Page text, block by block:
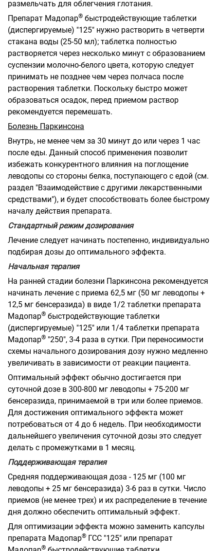
размельчать для облегчения глотания.
Препарат Мадопар® быстродействующие таблетки
(диспергируемые) "125" нужно растворить в четверти
стакана воды (25-50 мл); таблетка полностью
растворяется через несколько минут с образованием
суспензии молочно-белого цвета, которую следует
принимать не позднее чем через полчаса после
растворения таблетки. Поскольку быстро может
образоваться осадок, перед приемом раствор
рекомендуется перемешать.
Болезнь Паркинсона
Внутрь, не менее чем за 30 минут до или через 1 час
после еды. Данный способ применения позволит
избежать конкурентного влияния на поглощение
леводопы со стороны белка, поступающего с едой (см.
раздел "Взаимодействие с другими лекарственными
средствами"), и будет способствовать более быстрому
началу действия препарата.
Стандартный режим дозирования
Лечение следует начинать постепенно, индивидуально
подбирая дозы до оптимального эффекта.
Начальная терапия
На ранней стадии болезни Паркинсона рекомендуется
начинать лечение с приема 62,5 мг (50 мг леводопы +
12,5 мг бенсеразида) в виде 1/2 таблетки препарата
Мадопар® быстродействующие таблетки
(диспергируемые) "125" или 1/4 таблетки препарата
Мадопар® "250", 3-4 раза в сутки. При переносимости
схемы начального дозирования дозу нужно медленно
увеличивать в зависимости от реакции пациента.
Оптимальный эффект обычно достигается при
суточной дозе в 300-800 мг леводопы + 75-200 мг
бенсеразида, принимаемой в три или более приемов.
Для достижения оптимального эффекта может
потребоваться от 4 до 6 недель. При необходимости
дальнейшего увеличения суточной дозы это следует
делать с промежутками в 1 месяц.
Поддерживающая терапия
Средняя поддерживающая доза - 125 мг (100 мг
леводопы + 25 мг бенсеразида) 3-6 раз в сутки. Число
приемов (не менее трех) и их распределение в течение
дня должно обеспечить оптимальный эффект.
Для оптимизации эффекта можно заменить капсулы
препарата Мадопар® ГСС "125" или препарат
®